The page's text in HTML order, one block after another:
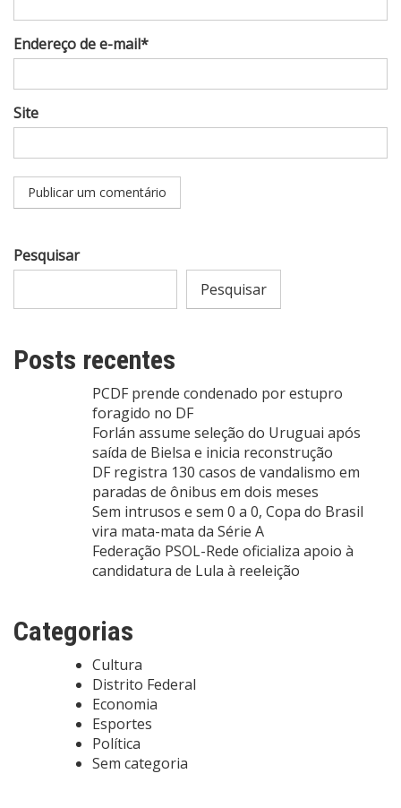
Endereço de e-mail*
Site
Pesquisar
Pesquisar
Posts recentes
PCDF prende condenado por estupro
foragido no DF
Forlán assume seleção do Uruguai após
saída de Bielsa e inicia reconstrução
DF registra 130 casos de vandalismo em
paradas de ônibus em dois meses
Sem intrusos e sem 0 a 0, Copa do Brasil
vira mata-mata da Série A
Federação PSOL-Rede oficializa apoio à
candidatura de Lula à reeleição
Categorias
Cultura
Distrito Federal
Economia
Esportes
Política
Sem categoria